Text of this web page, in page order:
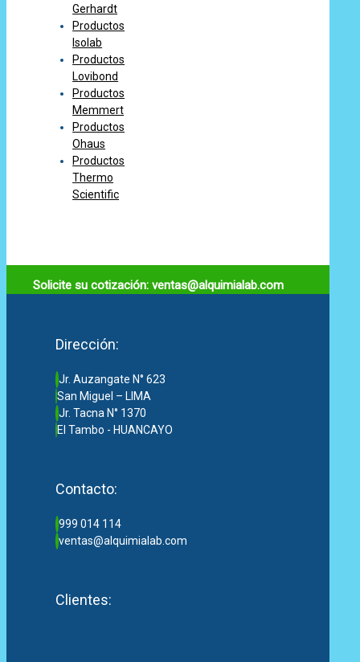
Gerhardt
Productos
Isolab
Productos
Lovibond
Productos
Memmert
Productos
Ohaus
Productos
Thermo
Scientific
Solicite su cotización: ventas@alquimialab.com
Dirección:
Jr. Auzangate N° 623
San Miguel – LIMA
Jr. Tacna N° 1370
El Tambo - HUANCAYO
Contacto:
999 014 114
ventas@alquimialab.com
Clientes: